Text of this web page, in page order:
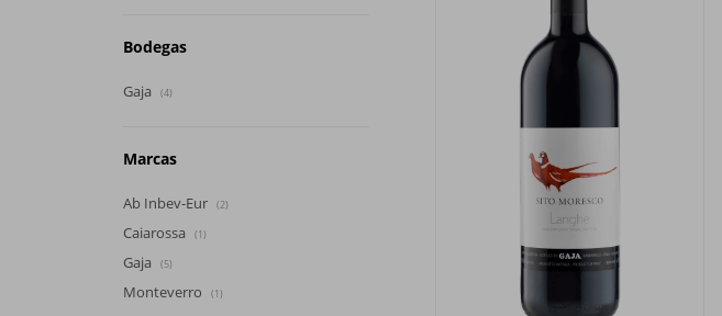
Marcas
Ab Inbev-Eur (2)
Caiarossa (1)
Gaja (5)
Monteverro (1)
Bodegas
Gaja (4)